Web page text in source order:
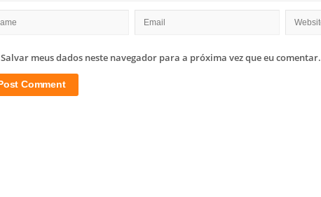
Salvar meus dados neste navegador para a próxima vez que eu comentar.